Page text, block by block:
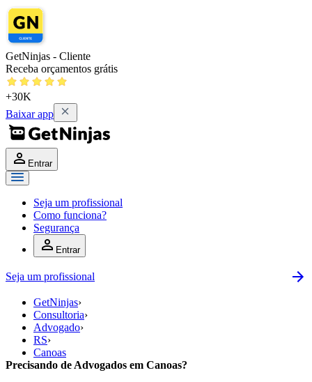
GetNinjas - Cliente
Receba orçamentos grátis
+30K
Baixar app
Entrar
Seja um profissional
Como funciona?
Segurança
Entrar
Seja um profissional
GetNinjas›
Consultoria›
Advogado›
RS›
Canoas
Precisando de Advogados em Canoas?